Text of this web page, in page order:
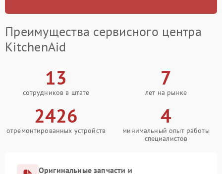
Преимущества сервисного центра
KitchenAid
13
сотрудников в штате
7
лет на рынке
2426
отремонтированных устройств
4
минимальный опыт работы
специалистов
Оригинальные запчасти и